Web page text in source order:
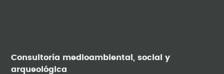
Consultoría medioambiental, social y
arqueológica